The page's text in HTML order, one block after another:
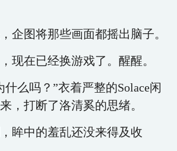
企图将那些画面都摇出脑子。
现在已经换游戏了。醒醒。
么吗？”衣着严整的Solace闲
，打断了洛清奚的思绪。
眸中的羞乱还没来得及收